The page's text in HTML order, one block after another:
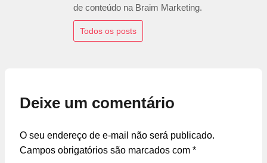
de conteúdo na Braim Marketing.
Todos os posts
Deixe um comentário
O seu endereço de e-mail não será publicado.
Campos obrigatórios são marcados com *